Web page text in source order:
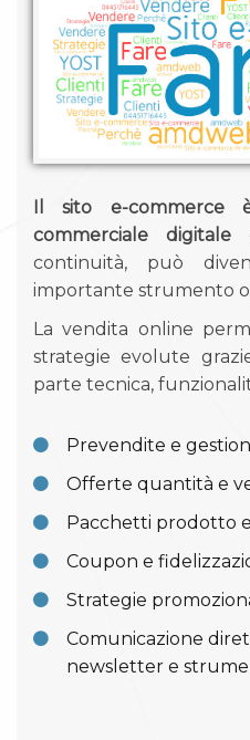
Il sito e-commerce
commerciale digitale
continuità, può
importante strumento
La vendita online
strategie evolute
parte tecnica,
Prevendite e
Offerte quantità e
Pacchetti prodotto
Coupon e
Strategie
Comunicazione
newsletter e